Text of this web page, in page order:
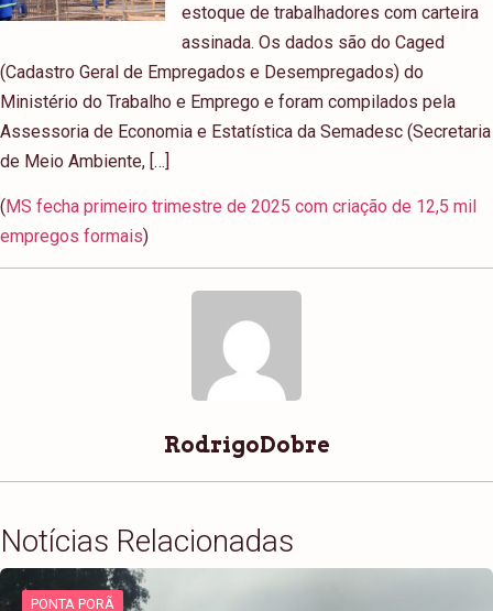
estoque de trabalhadores com carteira
assinada. Os dados são do Caged
(Cadastro Geral de Empregados e Desempregados) do
Ministério do Trabalho e Emprego e foram compilados pela
Assessoria de Economia e Estatística da Semadesc (Secretaria
de Meio Ambiente, […]
( MS fecha primeiro trimestre de 2025 com criação de 12,5 mil
empregos formais)
RodrigoDobre
Notícias Relacionadas
PONTA PORÃ